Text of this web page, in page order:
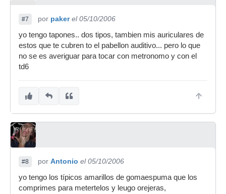
#7 por paker el 05/10/2006
yo tengo tapones.. dos tipos, tambien mis auriculares de
estos que te cubren to el pabellon auditivo... pero lo que
no se es averiguar para tocar con metronomo y con el
td6
#8 por Antonio el 05/10/2006
yo tengo los típicos amarillos de gomaespuma que los
comprimes para metertelos y leugo orejeras,